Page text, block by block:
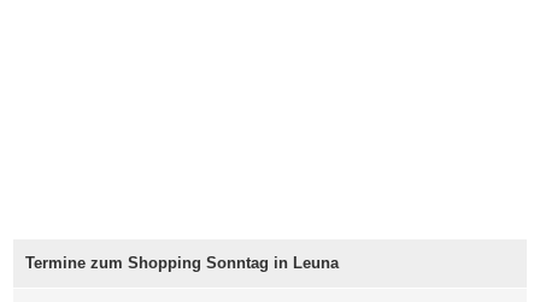
Termine zum Shopping Sonntag in Leuna